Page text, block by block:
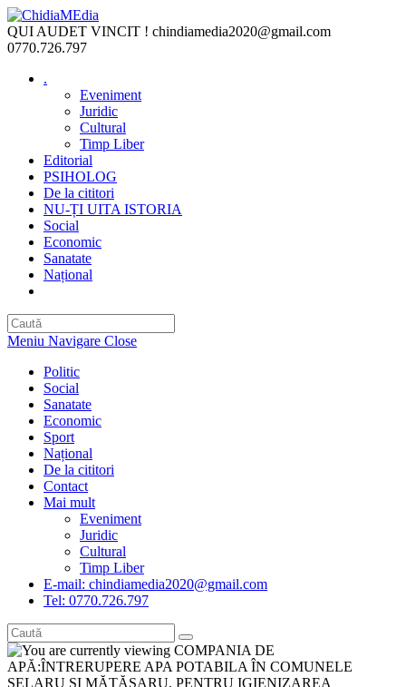
Skip
to
content
QUI AUDET VINCIT ! chindiamedia2020@gmail.com
0770.726.797
.
Eveniment
Juridic
Cultural
Timp Liber
Editorial
PSIHOLOG
De la cititori
NU-ȚI UITA ISTORIA
Social
Economic
Sanatate
Național
Meniu Navigare Close
Politic
Social
Sanatate
Economic
Sport
Național
De la cititori
Contact
Mai mult
Eveniment
Juridic
Cultural
Timp Liber
E-mail: chindiamedia2020@gmail.com
Tel: 0770.726.797